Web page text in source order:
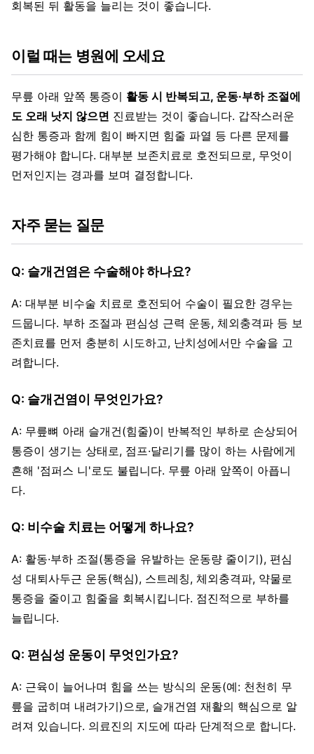
회복된 뒤 활동을 늘리는 것이 좋습니다.
이럴 때는 병원에 오세요
무릎 아래 앞쪽 통증이 활동 시 반복되고, 운동·부하 조절에
도 오래 낫지 않으면 진료받는 것이 좋습니다. 갑작스러운
심한 통증과 함께 힘이 빠지면 힘줄 파열 등 다른 문제를
평가해야 합니다. 대부분 보존치료로 호전되므로, 무엇이
먼저인지는 경과를 보며 결정합니다.
자주 묻는 질문
Q: 슬개건염은 수술해야 하나요?
A: 대부분 비수술 치료로 호전되어 수술이 필요한 경우는
드뭅니다. 부하 조절과 편심성 근력 운동, 체외충격파 등 보
존치료를 먼저 충분히 시도하고, 난치성에서만 수술을 고
려합니다.
Q: 슬개건염이 무엇인가요?
A: 무릎뼈 아래 슬개건(힘줄)이 반복적인 부하로 손상되어
통증이 생기는 상태로, 점프·달리기를 많이 하는 사람에게
흔해 '점퍼스 니'로도 불립니다. 무릎 아래 앞쪽이 아픕니
다.
Q: 비수술 치료는 어떻게 하나요?
A: 활동·부하 조절(통증을 유발하는 운동량 줄이기), 편심
성 대퇴사두근 운동(핵심), 스트레칭, 체외충격파, 약물로
통증을 줄이고 힘줄을 회복시킵니다. 점진적으로 부하를
늘립니다.
Q: 편심성 운동이 무엇인가요?
A: 근육이 늘어나며 힘을 쓰는 방식의 운동(예: 천천히 무
릎을 굽히며 내려가기)으로, 슬개건염 재활의 핵심으로 알
려져 있습니다. 의료진의 지도에 따라 단계적으로 합니다.